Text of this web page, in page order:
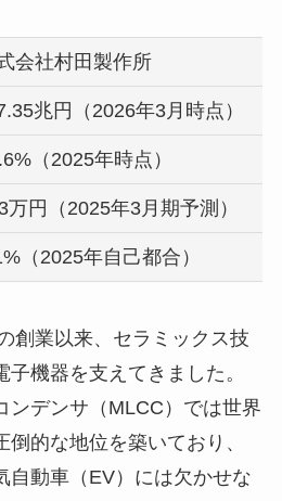
会社村田製作所
兆円（2026年3月時点）
（2025年時点）
万円（2025年3月期予測）
（2025年自己都合）
創業以来、セラミックス技
機器を支えてきました。
ンデンサ（MLCC）では世界
的な地位を築いており、
自動車（EV）には欠かせな